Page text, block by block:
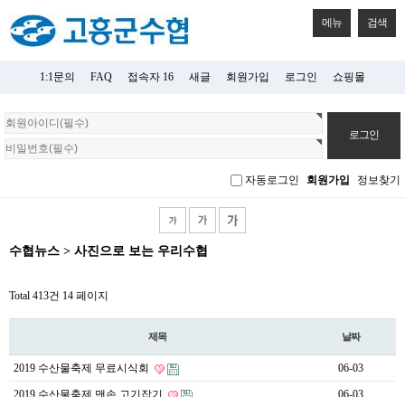
메뉴 검색
1:1문의 FAQ 접속자 16 새글 회원가입 로그인 쇼핑몰
회
원
로
자동로그인 회원가입 정보찾기
수협뉴스 > 사진으로 보는 우리수협
Total 413건 14 페이지
제목 날짜
2019 수산물축제 무료시식회 06-03
2019 수산물축제 맨손 고기잡기 06-03